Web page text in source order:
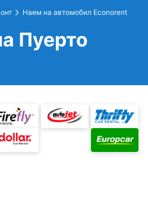
Наем на автомобил Econorent
Пуерто